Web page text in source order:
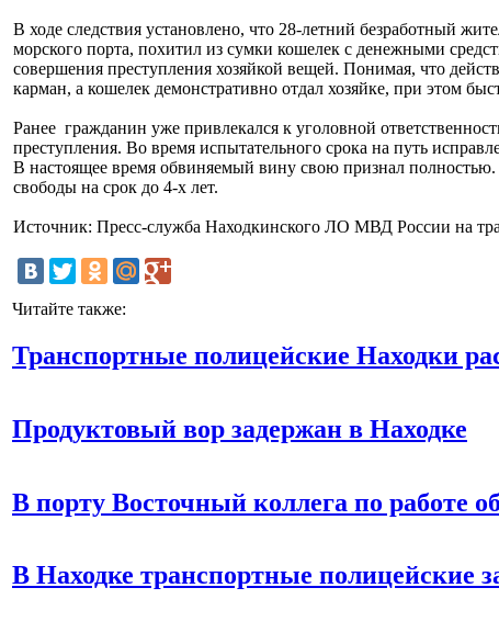
В ходе следствия установлено, что 28-летний безработный
морского порта, похитил из сумки кошелек с денежными
совершения преступления хозяйкой вещей. Понимая, что
карман, а кошелек демонстративно отдал хозяйке, при этом
Ранее гражданин уже привлекался к уголовной
преступления. Во время испытательного срока на путь
В настоящее время обвиняемый вину свою признал
свободы на срок до 4-х лет.
Источник: Пресс-служба Находкинского ЛО МВД России на
Читайте также:
Транспортные полицейские Находки
Продуктовый вор задержан в Находке
В порту Восточный коллега по работе
В Находке транспортные полицейские